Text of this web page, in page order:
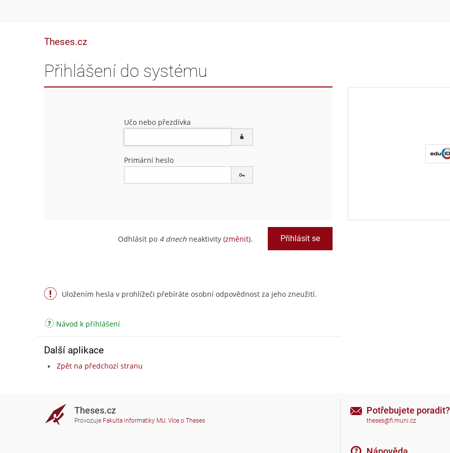
Theses.cz
Přihlášení do systému
Učo nebo přezdívka
Primární heslo
Odhlásit po 4 dnech neaktivity (změnit).
Uložením hesla v prohlížeči přebíráte osobní odpovědnost za jeho zneužití.
Návod k přihlášení
Další aplikace
Zpět na předchozí stranu
Theses.cz
Provozuje Fakulta informatiky MU, Více o Theses
Potřebujete poradit?
theses@fi.muni.cz